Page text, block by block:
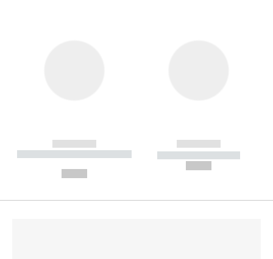
------------
----------- ----------- --------
------------
----------- -----------